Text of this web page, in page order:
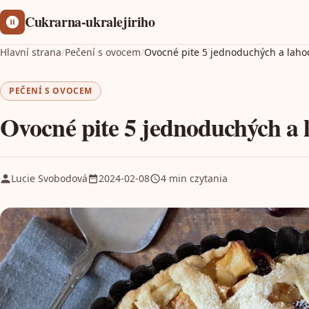
Cukrarna-ukralejiriho
Hlavní strana/Pečení s ovocem/Ovocné pite 5 jednoduchých a
PEČENÍ S OVOCEM
Ovocné pite 5 jednoduchých
Lucie Svobodová 2024-02-08 4 min czytania